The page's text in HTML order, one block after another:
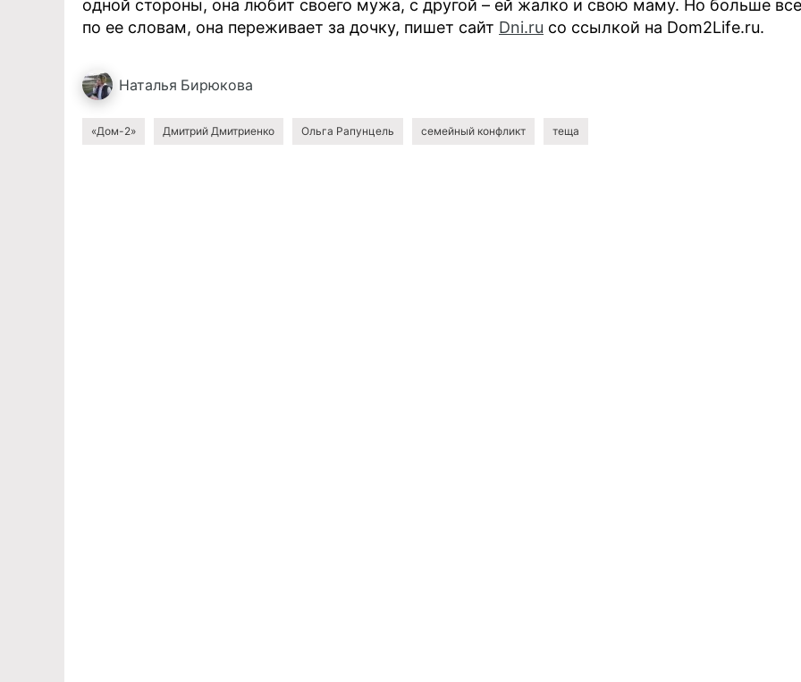
одной стороны, она любит своего мужа, с другой – ей жалко и свою маму. Но больше
по ее словам, она переживает за дочку, пишет сайт Dni.ru со ссылкой на Dom2Life.ru.
Наталья Бирюкова
«Дом-2» Дмитрий Дмитриенко Ольга Рапунцель семейный конфликт теща